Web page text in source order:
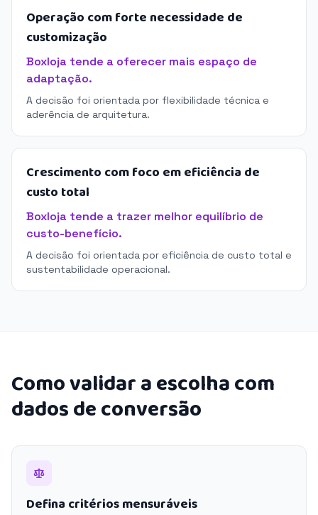
Operação com forte necessidade de
customização
Boxloja tende a oferecer mais espaço de
adaptação.
A decisão foi orientada por flexibilidade técnica e
aderência de arquitetura.
Crescimento com foco em eficiência de
custo total
Boxloja tende a trazer melhor equilíbrio de
custo-benefício.
A decisão foi orientada por eficiência de custo total e
sustentabilidade operacional.
Como validar a escolha com
dados de conversão
Defina critérios mensuráveis